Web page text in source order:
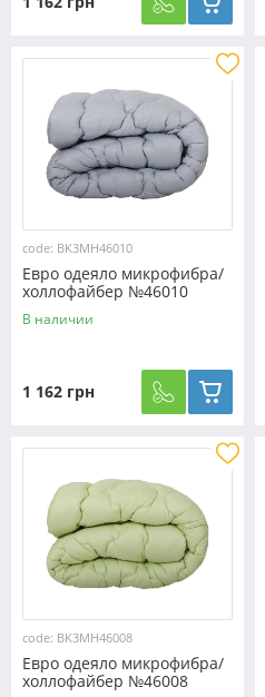
code: BK3MH46010
Евро одеяло микрофибра/
холлофайбер №46010
В наличии
1 162 грн
code: BK3MH46008
Евро одеяло микрофибра/
холлофайбер №46008